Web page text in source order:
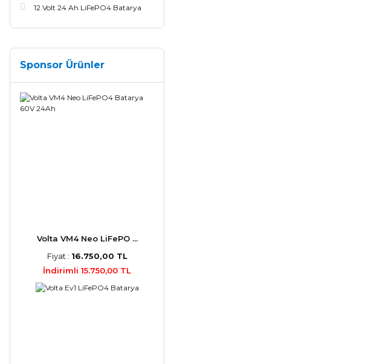
12 Volt 24 Ah LiFePO4 Batarya
Sponsor Ürünler
Volta VM4 Neo LiFePO ...
Fiyat : 16.750,00 TL
İndirimli 15.750,00 TL